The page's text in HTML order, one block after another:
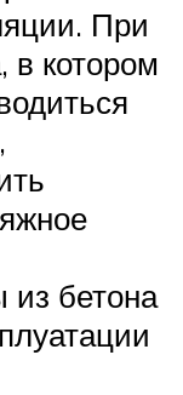
При
в котором
из бетона